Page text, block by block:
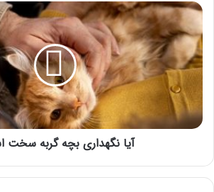
آیا
نگهداری
بچه
گربه
سخت
است؟
آیا نگهداری بچه گربه